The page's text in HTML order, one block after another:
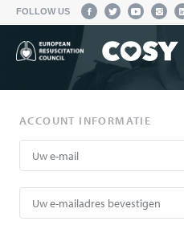
FOLLOW US
ACCOUNT INFORMATIE